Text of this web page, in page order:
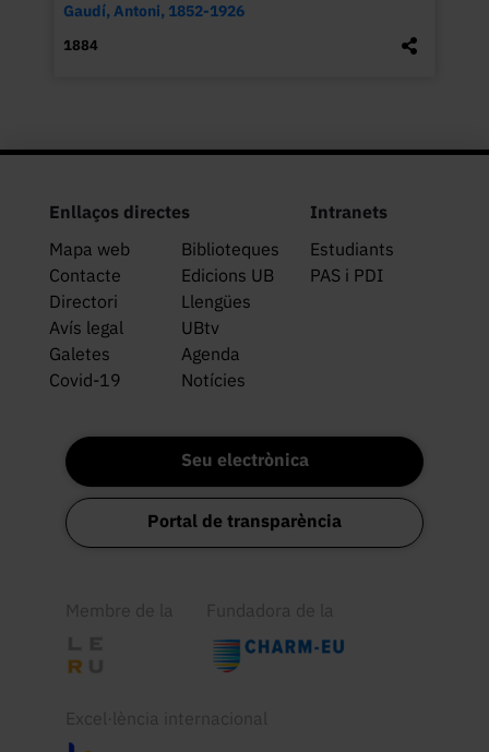
Gaudí, Antoni, 1852-1926
1884
Enllaços directes
Mapa web
Biblioteques
Contacte
Edicions UB
Directori
Llengües
Avís legal
UBtv
Galetes
Agenda
Covid-19
Notícies
Intranets
Estudiants
PAS i PDI
Seu electrònica
Portal de transparència
Membre de la Fundadora de la
Excel·lència internacional